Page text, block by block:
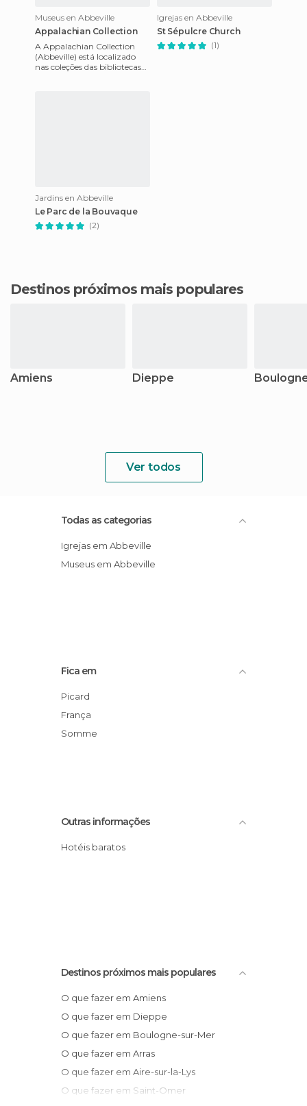
Museus en Abbeville
Appalachian Collection
A Appalachian Collection
(Abbeville) está localizado
nas coleções das bibliotecas
Igrejas en Abbeville
St Sépulcre Church
(1)
Jardins en Abbeville
Le Parc de la Bouvaque
(2)
Destinos próximos mais populares
Amiens Dieppe
Ver todos
Todas as categorias
Igrejas em Abbeville
Museus em Abbeville
Fica em
Picard
França
Somme
Outras informações
Hotéis baratos
Destinos próximos mais populares
O que fazer em Amiens
O que fazer em Dieppe
O que fazer em Boulogne-sur-Mer
O que fazer em Arras
O que fazer em Aire-sur-la-Lys
O que fazer em Saint-Omer